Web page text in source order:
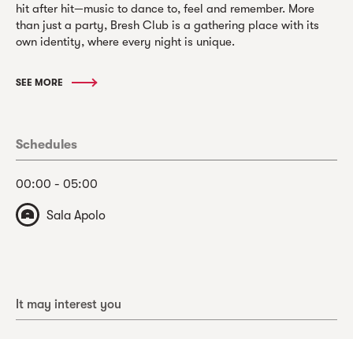
hit after hit—music to dance to, feel and remember. More
than just a party, Bresh Club is a gathering place with its
own identity, where every night is unique.
SEE MORE
Schedules
00:00 - 05:00
Sala Apolo
It may interest you